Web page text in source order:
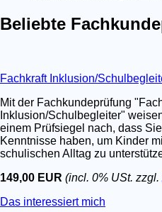
Beliebte
Fachkraft Inklusion/
Mit der Fachkundeprüfung
Inklusion/Schulbegleiter"
einem Prüfsiegel nach, dass
Kenntnisse haben, um Kinder
schulischen Alltag zu
149,00 EUR (incl. 0% USt. zzgl.
Das interessiert mich